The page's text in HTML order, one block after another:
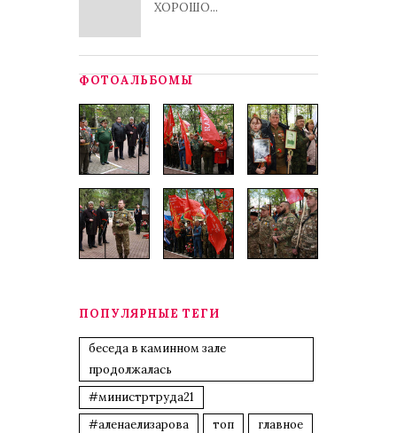
ХОРОШО...
ФОТОАЛЬБОМЫ
ПОПУЛЯРНЫЕ ТЕГИ
беседа в каминном зале
продолжалась
#министртруда21
#аленаелизарова
топ
главное